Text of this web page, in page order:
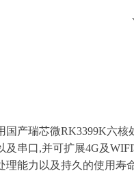
国产瑞芯微RK3399K六核
及串口,并可扩展4G及
理能力以及持久的使用寿